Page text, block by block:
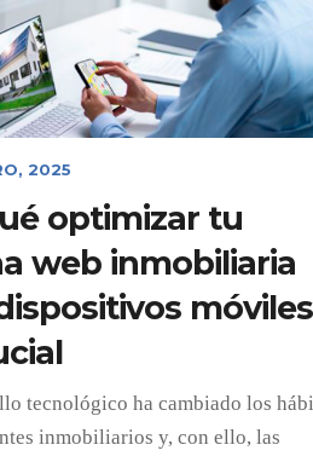
2025
optimizar tu
web inmobiliaria
móviles
tecnológico ha cambiado los
inmobiliarios y, con ello, las